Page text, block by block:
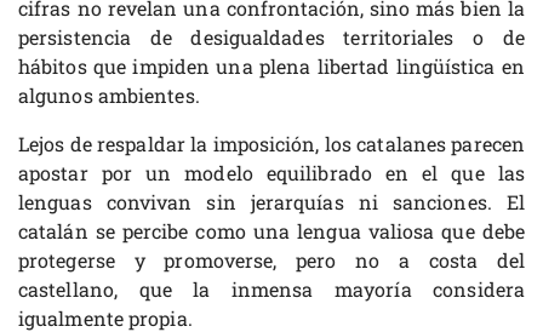
cifras no revelan una confrontación, sino más bien la
persistencia de desigualdades territoriales o de
hábitos que impiden una plena libertad lingüística en
algunos ambientes.
Lejos de respaldar la imposición, los catalanes parecen
apostar por un modelo equilibrado en el que las
lenguas convivan sin jerarquías ni sanciones. El
catalán se percibe como una lengua valiosa que debe
protegerse y promoverse, pero no a costa del
castellano, que la inmensa mayoría considera
igualmente propia.